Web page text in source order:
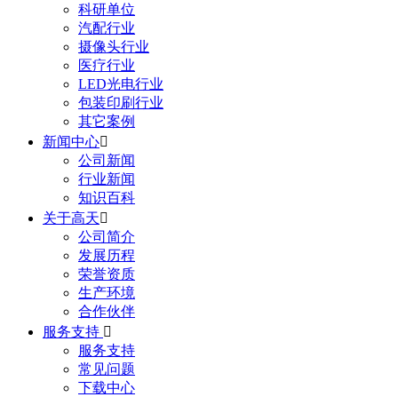
科研单位
汽配行业
摄像头行业
医疗行业
LED光电行业
包装印刷行业
其它案例
新闻中心
公司新闻
行业新闻
知识百科
关于高天
公司简介
发展历程
荣誉资质
生产环境
合作伙伴
服务支持 
服务支持
常见问题
下载中心